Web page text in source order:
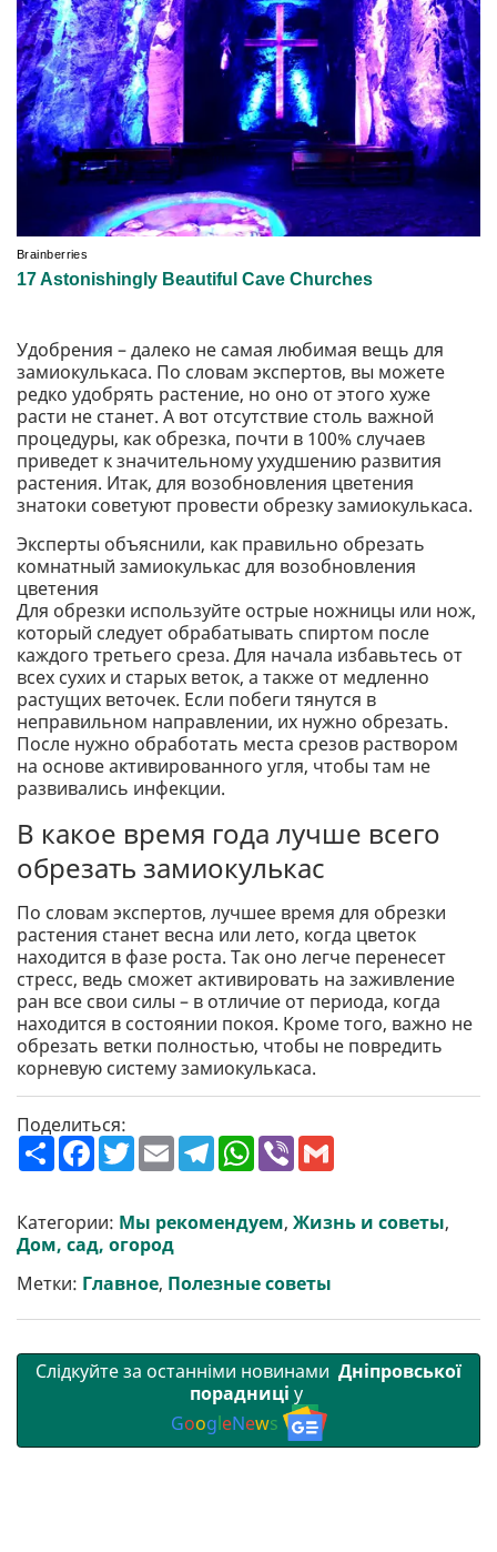
Удобрения – далеко не самая любимая вещь для
замиокулькаса. По словам экспертов, вы можете
редко удобрять растение, но оно от этого хуже
расти не станет. А вот отсутствие столь важной
процедуры, как обрезка, почти в 100% случаев
приведет к значительному ухудшению развития
растения. Итак, для возобновления цветения
знатоки советуют провести обрезку замиокулькаса.
Эксперты объяснили, как правильно обрезать
комнатный замиокулькас для возобновления
цветения
Для обрезки используйте острые ножницы или нож,
который следует обрабатывать спиртом после
каждого третьего среза. Для начала избавьтесь от
всех сухих и старых веток, а также от медленно
растущих веточек. Если побеги тянутся в
неправильном направлении, их нужно обрезать.
После нужно обработать места срезов раствором
на основе активированного угля, чтобы там не
развивались инфекции.
В какое время года лучше всего
обрезать замиокулькас
По словам экспертов, лучшее время для обрезки
растения станет весна или лето, когда цветок
находится в фазе роста. Так оно легче перенесет
стресс, ведь сможет активировать на заживление
ран все свои силы – в отличие от периода, когда
находится в состоянии покоя. Кроме того, важно не
обрезать ветки полностью, чтобы не повредить
корневую систему замиокулькаса.
Поделиться:
П
о
ш
р
и
т
F
a
c
b
o
o
T
w
t
e
r
E
m
a
l
T
e
g
r
W
h
a
s
A
V
b
r l
Категории: Мы рекомендуем, Жизнь и советы,
Дом, сад, огород
Метки: Главное, Полезные советы
Слідкуйте за останніми новинами Дніпровської
порадниці у
GoogleNews